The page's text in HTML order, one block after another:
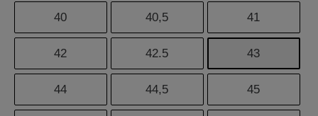
40 40,5 41
42 42.5 43
44 44,5 45